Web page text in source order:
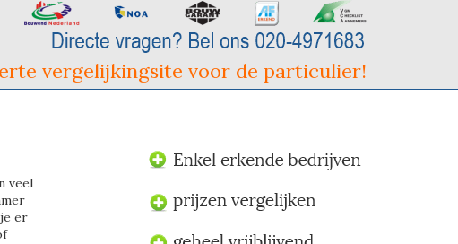
vergelijkingsite voor de particulier!
veel
er